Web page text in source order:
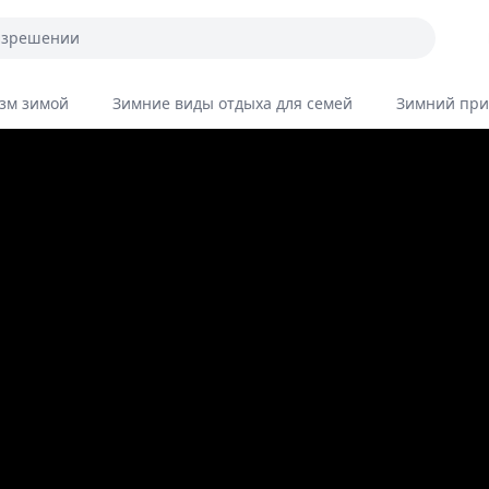
зимой Зимние виды отдыха для семей Зимний